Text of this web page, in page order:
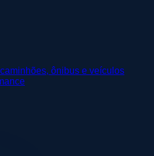
ônibus e veículos